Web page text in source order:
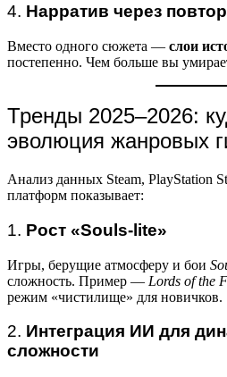
4. Нарратив через
Вместо одного сюжета — слои
постепенно. Чем больше вы
Тренды 2025–2026:
эволюция жанровых
Анализ данных Steam, PlayStation
платформ показывает:
1. Рост «Souls-lite»
Игры, берущие атмосферу и бои
сложность. Пример — Lords of the
режим «чистилище» для новичков.
2. Интеграция ИИ для
сложности